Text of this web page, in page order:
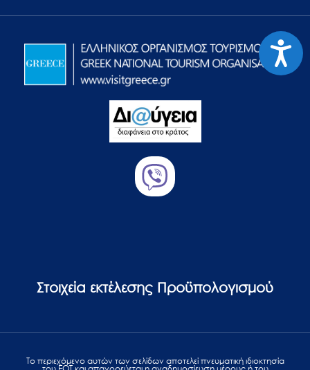
Στοιχεία εκτέλεσης Προϋπολογισμού
Το περιεχόμενο αυτών των σελίδων αποτελεί πvευματική ιδιοκτησία